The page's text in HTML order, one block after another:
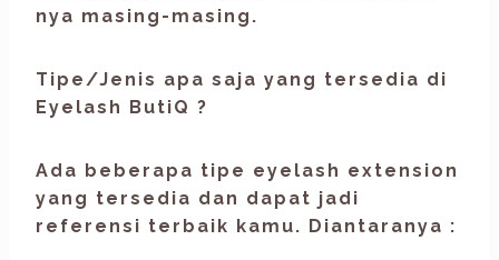
nya masing-masing.
Tipe/Jenis apa saja yang tersedia di
Eyelash ButiQ ?
Ada beberapa tipe eyelash extension
yang tersedia dan dapat jadi
referensi terbaik kamu. Diantaranya :